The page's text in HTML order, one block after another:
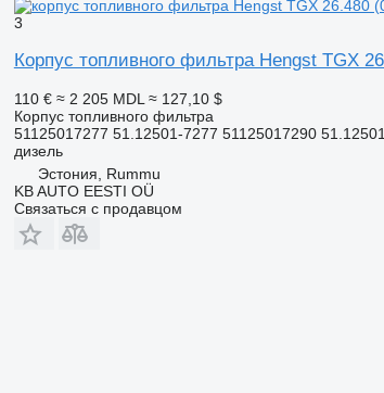
3
Корпус топливного фильтра Hengst TGX
110 € ≈ 2 205 MDL ≈ 127,10 $
Корпус топливного фильтра
51125017277 51.12501-7277 51125017290
дизель
Эстония, Rummu
KB AUTO EESTI OÜ
Связаться с продавцом